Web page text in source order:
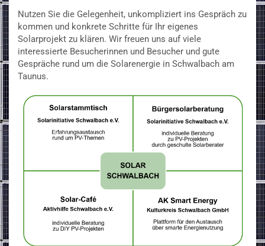
Nutzen Sie die Gelegenheit, unkompliziert ins Gespräch zu
kommen und konkrete Schritte für Ihr eigenes
Solarprojekt zu klären. Wir freuen uns auf viele
interessierte Besucherinnen und Besucher und gute
Gespräche rund um die Solarenergie in Schwalbach am
Taunus.